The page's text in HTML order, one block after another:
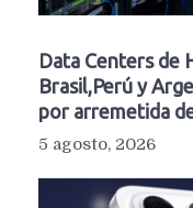
Data Centers de
Brasil,Perú y
por arremetida
5 agosto, 2026